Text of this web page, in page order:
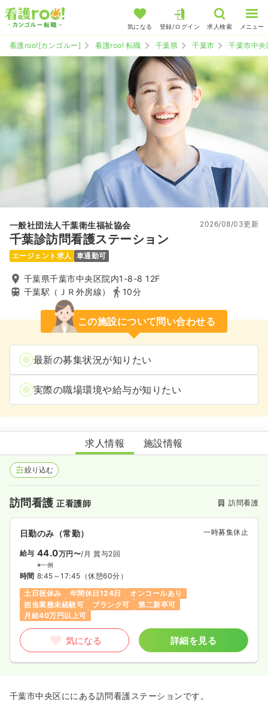
気になる 登録/ログイン 求人検索 メニュー
看護roo![カンゴルー] 看護roo! 転職 千葉県 千葉市 千葉市中央
一般社団法人千葉衛生福祉協会
千葉診訪問看護ステーション
2026/08/03更新
エージェント求人 車通勤可
千葉県千葉市中央区院内1-8-8 12F
千葉駅（ＪＲ外房線）
10分
この施設について問い合わせる
最新の募集状況が知りたい
実際の職場環境や給与が知りたい
千葉診訪問看護ステーション
求人情報 施設情報
絞り込む
訪問看護正看護師 訪問看護
日勤のみ（常勤） 一時募集休止
給与 44.0万円〜/月 賞与2回
※一例
時間 8:45～17:45 （休憩60分）
土日祝休み
年間休日124日
オンコールあり
担当業務未経験可
ブランク可
第二新卒可
月給40万円以上可
気になる 詳細を見る
千葉市中央区ににある訪問看護ステーションです。